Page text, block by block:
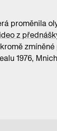
proměnila
z
1976,